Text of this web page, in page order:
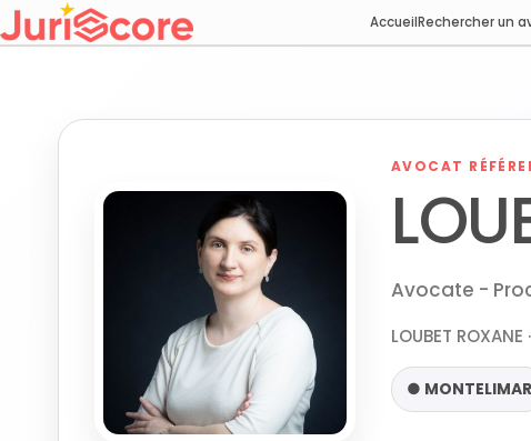
AccueilRechercher un
AVOCAT
Avocate -
LOUBET ROXANE
● MONTELIMAR